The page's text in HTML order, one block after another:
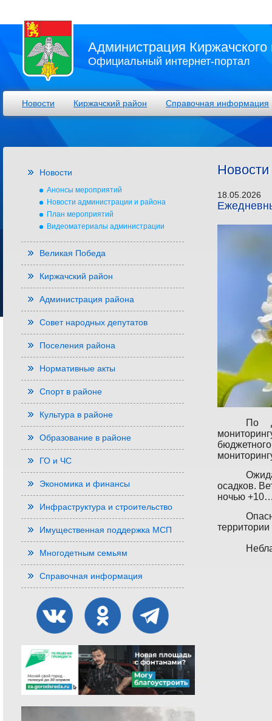
Администрация
Официальный интернет-портал
Новости Киржачский район Справочная информация
Новости
Анонсы мероприятий
Новости администрации и района
План мероприятий
Видеоматериалы администрации
Великая Победа
Киржачский район
Администрация района
Совет народных депутатов
Поселения района
Нормативные акты
Спорт в районе
Культура в районе
Образование в районе
ГО и ЧС
Экономика и финансы
Инфраструктура и строительство
Имущественная поддержка МСП
Многодетным семьям
Справочная информация
18.05.2026
По
осадков.
ночью